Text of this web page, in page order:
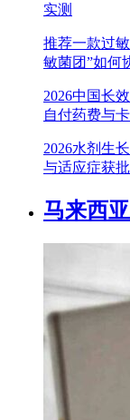
实测
推荐一款过
敏菌团”如何
2026中国长
自付药费与
2026水剂生
与适应症获
马来西